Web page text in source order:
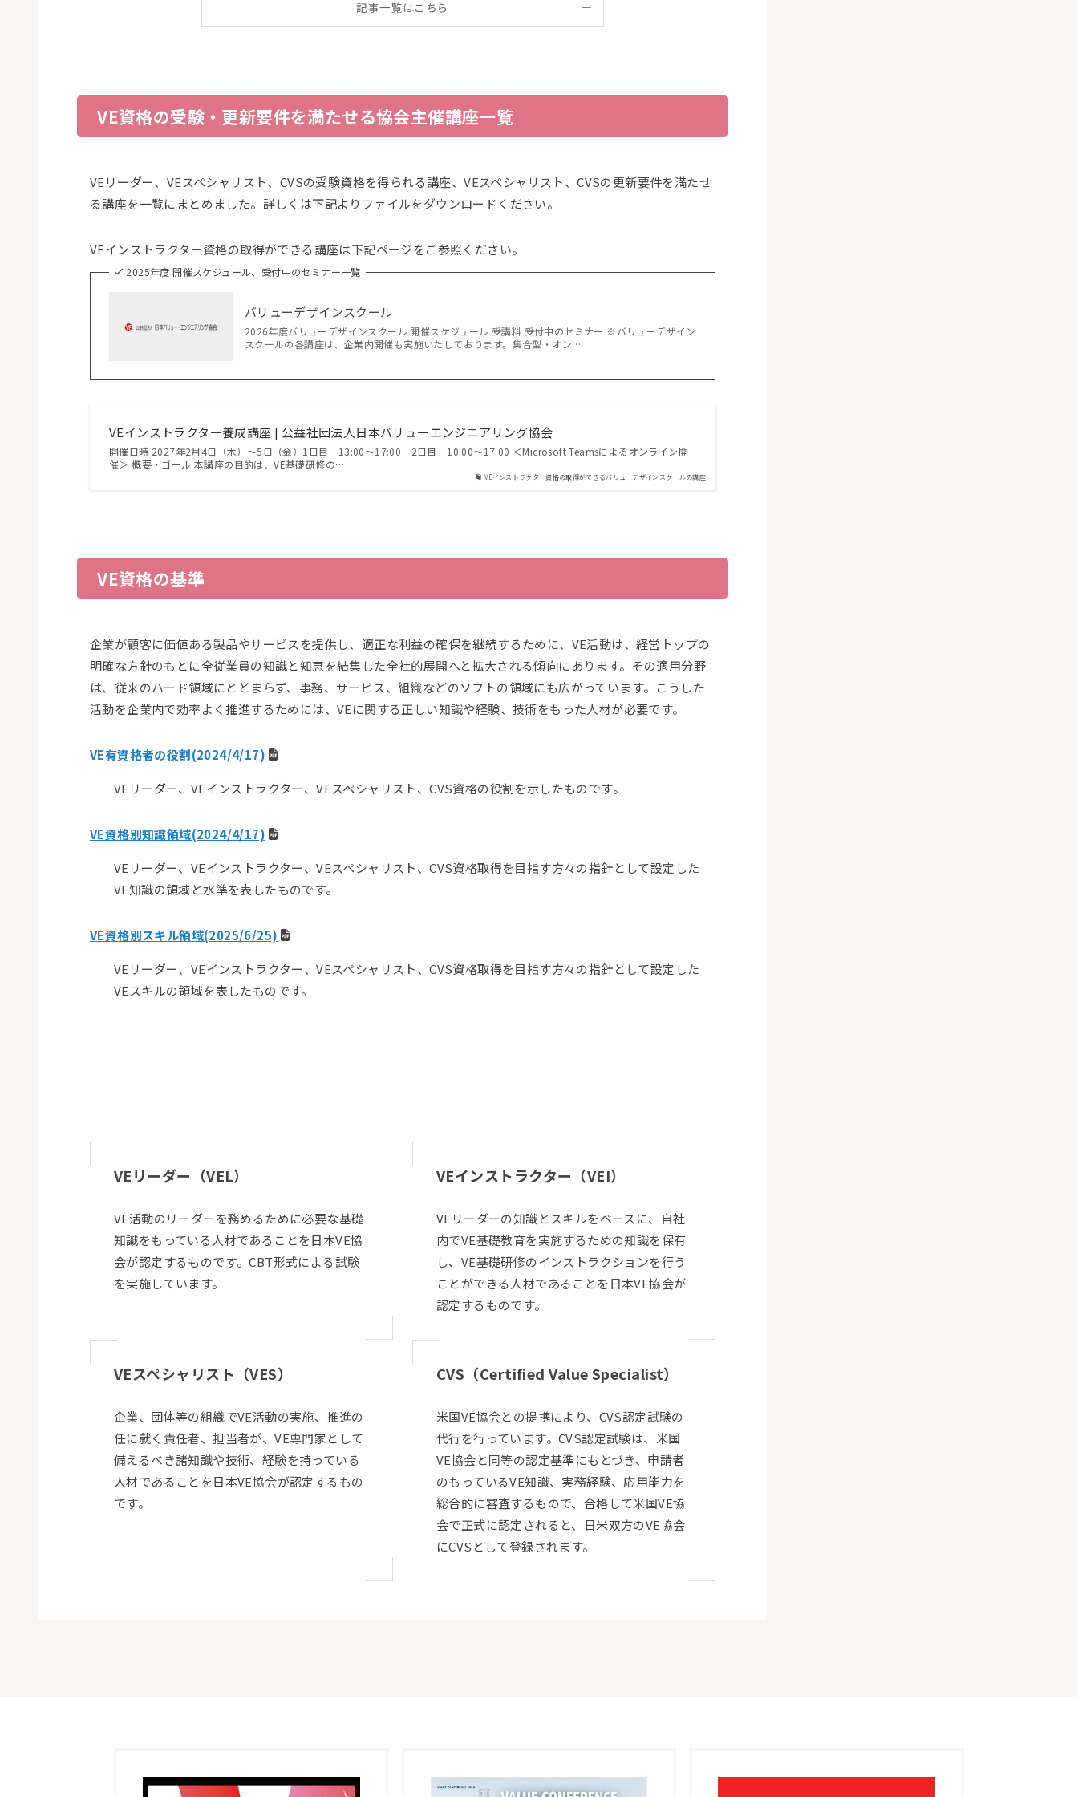
記事一覧はこちら
VE資格の受験・更新要件を満たせる協会主催講座一覧
VEリーダー、VEスペシャリスト、CVSの受験資格を得られる講座、VEスペシャリスト、CVSの更新要件を満たせ
る講座を一覧にまとめました。詳しくは下記よりファイルをダウンロードください。
VEインストラクター資格の取得ができる講座は下記ページをご参照ください。
2025年度 開催スケジュール、受付中のセミナー一覧
バリューデザインスクール
2026年度バリューデザインスクール 開催スケジュール 受講料 受付中のセミナー ※バリューデザイン
スクールの各講座は、企業内開催も実施いたしております。集合型・オン…
VEインストラクター資格の取得ができるバリューデザインスクールの講座
VEインストラクター養成講座 | 公益社団法人日本バリューエンジニアリング協会
開催日時 2027年2月4日（木）～5日（金）1日目 13:00～17:00 2日目 10:00～17:00 ＜Microsoft Teamsによるオンライン開
催＞ 概要・ゴール 本講座の目的は、VE基礎研修の…
VE資格の基準
企業が顧客に価値ある製品やサービスを提供し、適正な利益の確保を継続するために、VE活動は、経営トップの
明確な方針のもとに全従業員の知識と知恵を結集した全社的展開へと拡大される傾向にあります。その適用分野
は、従来のハード領域にとどまらず、事務、サービス、組織などのソフトの領域にも広がっています。こうした
活動を企業内で効率よく推進するためには、VEに関する正しい知識や経験、技術をもった人材が必要です。
VE有資格者の役割(2024/4/17)
VEリーダー、VEインストラクター、VEスペシャリスト、CVS資格の役割を示したものです。
VE資格別知識領域(2024/4/17)
VEリーダー、VEインストラクター、VEスペシャリスト、CVS資格取得を目指す方々の指針として設定した
VE知識の領域と水準を表したものです。
VE資格別スキル領域(2025/6/25)
VEリーダー、VEインストラクター、VEスペシャリスト、CVS資格取得を目指す方々の指針として設定した
VEスキルの領域を表したものです。
VEリーダー（VEL）
VE活動のリーダーを務めるために必要な基礎
知識をもっている人材であることを日本VE協
会が認定するものです。CBT形式による試験
を実施しています。
VEインストラクター（VEI）
VEリーダーの知識とスキルをベースに、自社
内でVE基礎教育を実施するための知識を保有
し、VE基礎研修のインストラクションを行う
ことができる人材であることを 日本VE協会が
認定するものです。
VEスペシャリスト（VES）
企業、団体等の組織でVE活動の実施、推進の
任に就く責任者、担当者が、VE専門家として
備えるべき諸知識や技術、経験を持っている
人材であることを日本VE協会が認定するもの
です。
CVS（Certified Value Specialist）
米国VE協会との提携により、CVS認定試験の
代行を行っています。CVS認定試験は、米国
VE協会と同等の認定基準にもとづき、申請者
のもっているVE知識、実務経験、応用能力を
総合的に審査するもので、合格して米国VE協
会で正式に認定されると、日米双方のVE協会
にCVSとして登録されます。